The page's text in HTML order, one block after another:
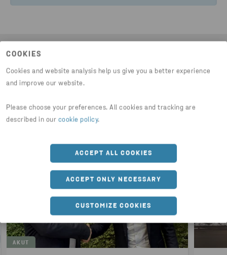
COOKIES
Cookies and website analysis help us give you a better experience
and improve our website.
Please choose your preferences. All cookies and tracking are
described in our cookie policy.
ACCEPT ALL COOKIES
ACCEPT ONLY NECESSARY
CUSTOMIZE COOKIES
Viimeisimmät uutiset
AKUT